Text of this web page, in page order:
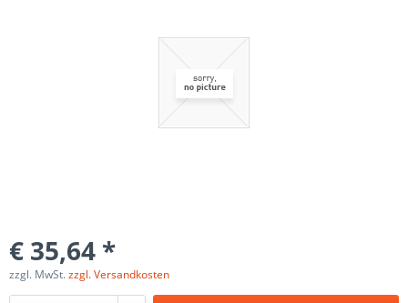
€ 35,64 *
zzgl. MwSt.zzgl. Versandkosten